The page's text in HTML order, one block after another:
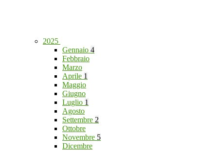
2025
Gennaio 4
Febbraio
Marzo
Aprile 1
Maggio
Giugno
Luglio 1
Agosto
Settembre 2
Ottobre
Novembre 5
Dicembre